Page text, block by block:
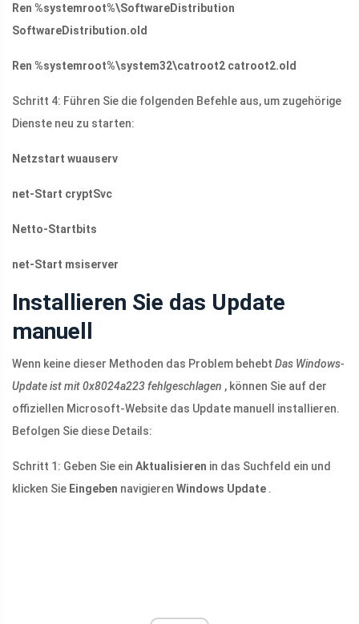
Ren %systemroot%\SoftwareDistribution
SoftwareDistribution.old
Ren %systemroot%\system32\catroot2 catroot2.old
Schritt 4: Führen Sie die folgenden Befehle aus, um zugehörige
Dienste neu zu starten:
Netzstart wuauserv
net-Start cryptSvc
Netto-Startbits
net-Start msiserver
Installieren Sie das Update
manuell
Wenn keine dieser Methoden das Problem behebt Das Windows-
Update ist mit 0x8024a223 fehlgeschlagen , können Sie auf der
offiziellen Microsoft-Website das Update manuell installieren.
Befolgen Sie diese Details:
Schritt 1: Geben Sie ein Aktualisieren in das Suchfeld ein und
klicken Sie Eingeben navigieren Windows Update .